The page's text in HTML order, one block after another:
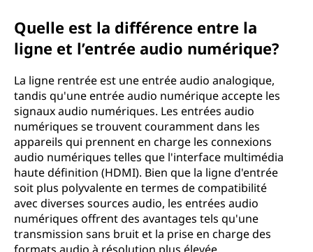
Quelle est la différence entre la
ligne et l’entrée audio numérique?
La ligne rentrée est une entrée audio analogique,
tandis qu'une entrée audio numérique accepte les
signaux audio numériques. Les entrées audio
numériques se trouvent couramment dans les
appareils qui prennent en charge les connexions
audio numériques telles que l'interface multimédia
haute définition (HDMI). Bien que la ligne d'entrée
soit plus polyvalente en termes de compatibilité
avec diverses sources audio, les entrées audio
numériques offrent des avantages tels qu'une
transmission sans bruit et la prise en charge des